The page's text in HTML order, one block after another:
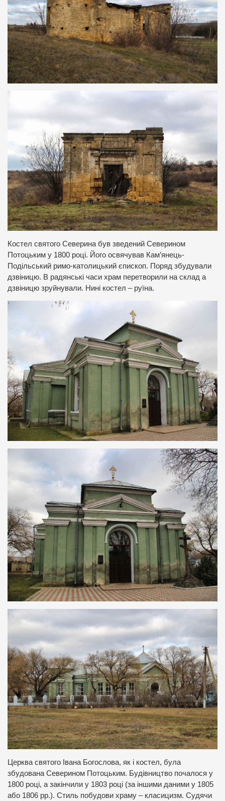
Костел святого Северина був зведений Северином
Потоцьким у 1800 році. Його освячував Кам’янець-
Подільський римо-католицький єпископ. Поряд збудували
дзвіницю. В радянські часи храм перетворили на склад а
дзвіницю зруйнували. Нині костел – руїна.
Церква святого Івана Богослова, як і костел, була
збудована Северином Потоцьким. Будівництво почалося у
1800 році, а закінчили у 1803 році (за іншими даними у 1805
або 1806 рр.). Стиль побудови храму – класицизм. Судячи